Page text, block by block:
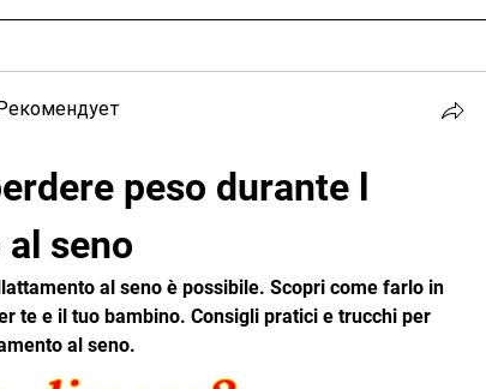
peso durante l
seno
al seno è possibile. Scopri come farlo in
te e il tuo bambino. Consigli pratici e trucchi per
al seno.